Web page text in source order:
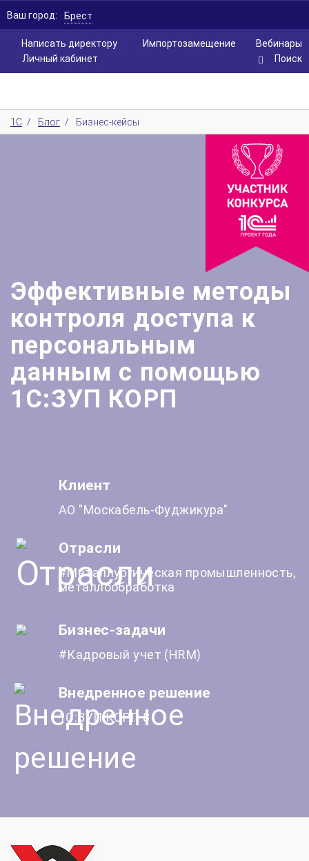
Написать директору Вебинары
Импортозамещение
Личный кабинет
Ваш город: Брест
Поиск
1С / Блог / Бизнес-кейсы
Эффективные методы
контроля доступа к
персональным
данным с помощью
1С:ЗУП КОРП
Клиент
АО "Москабель-Фуджикура"
Отрасли
#Металлургическая промышленность,
металлообработка
Бизнес-задачи
#Кадровый учет (HRM)
Внедренное решение
1С:ЗУП КОРП 8